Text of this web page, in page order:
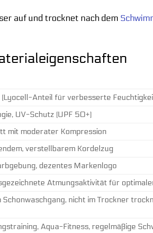
auf und trocknet nach dem
Anteil für verbesserte
UV-Schutz (UPF 50+)
mit moderater Kompression
verstellbarem Kordelzug
dezentes Markenlogo
Atmungsaktivität für
nicht im Trockner
Aqua-Fitness, regelmäßige